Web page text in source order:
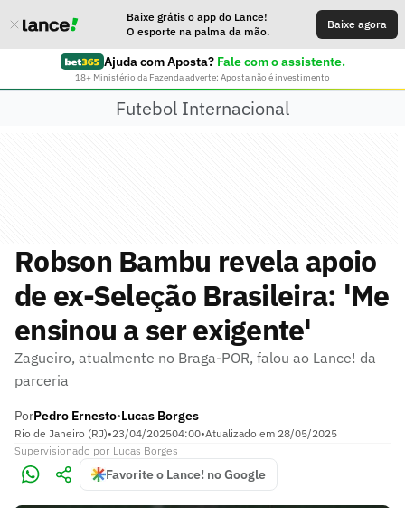
Baixe grátis o app do Lance!
O esporte na palma da mão.
Baixe agora
Ajuda com Aposta? Fale com o assistente.
18+ Ministério da Fazenda adverte: Aposta não é investimento
Futebol Internacional
Robson Bambu revela apoio
de ex-Seleção Brasileira: 'Me
ensinou a ser exigente'
Zagueiro, atualmente no Braga-POR, falou ao Lance! da
parceria
PorPedro Ernesto•Lucas Borges
Rio de Janeiro (RJ)•23/04/202504:00•Atualizado em 28/05/2025
Supervisionado por Lucas Borges
Favorite o Lance! no Google